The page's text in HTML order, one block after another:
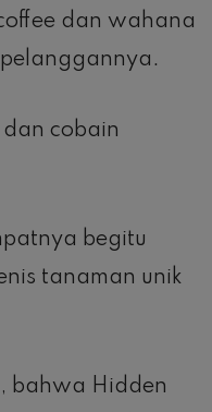
dan wahana
cobain
begitu
tanaman unik
bahwa Hidden